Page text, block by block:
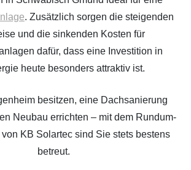
. Zusätzlich sorgen die steigenden
und die sinkenden Kosten für
dafür, dass eine Investition in
heute besonders attraktiv ist.
besitzen, eine Dachsanierung
Neubau errichten – mit dem Rundum-
KB Solartec sind Sie stets bestens
betreut.